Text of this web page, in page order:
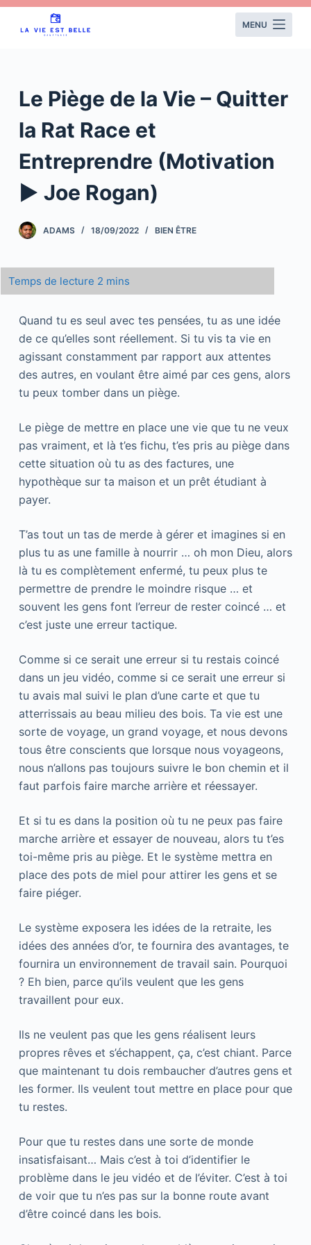
o
c
MENU
Le Piège de la Vie – Quitter
la Rat Race et
Entreprendre (Motivation
► Joe Rogan)
ADAMS 18/09/2022 BIEN ÊTRE
Quand tu es seul avec tes pensées, tu as une idée
de ce qu’elles sont réellement. Si tu vis ta vie en
agissant constamment par rapport aux attentes
des autres, en voulant être aimé par ces gens, alors
tu peux tomber dans un piège.
Le piège de mettre en place une vie que tu ne veux
pas vraiment, et là t’es fichu, t’es pris au piège dans
cette situation où tu as des factures, une
hypothèque sur ta maison et un prêt étudiant à
payer.
T’as tout un tas de merde à gérer et imagines si en
plus tu as une famille à nourrir … oh mon Dieu, alors
là tu es complètement enfermé, tu peux plus te
permettre de prendre le moindre risque … et
souvent les gens font l’erreur de rester coincé … et
c’est juste une erreur tactique.
Comme si ce serait une erreur si tu restais coincé
dans un jeu vidéo, comme si ce serait une erreur si
tu avais mal suivi le plan d’une carte et que tu
atterrissais au beau milieu des bois. Ta vie est une
sorte de voyage, un grand voyage, et nous devons
tous être conscients que lorsque nous voyageons,
nous n’allons pas toujours suivre le bon chemin et il
faut parfois faire marche arrière et réessayer.
Et si tu es dans la position où tu ne peux pas faire
marche arrière et essayer de nouveau, alors tu t’es
toi-même pris au piège. Et le système mettra en
place des pots de miel pour attirer les gens et se
faire piéger.
Le système exposera les idées de la retraite, les
idées des années d’or, te fournira des avantages, te
fournira un environnement de travail sain. Pourquoi
? Eh bien, parce qu’ils veulent que les gens
travaillent pour eux.
Ils ne veulent pas que les gens réalisent leurs
propres rêves et s’échappent, ça, c’est chiant. Parce
que maintenant tu dois rembaucher d’autres gens et
les former. Ils veulent tout mettre en place pour que
tu restes.
Pour que tu restes dans une sorte de monde
insatisfaisant… Mais c’est à toi d’identifier le
problème dans le jeu vidéo et de l’éviter. C’est à toi
de voir que tu n’es pas sur la bonne route avant
d’être coincé dans les bois.